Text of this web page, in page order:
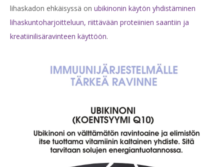
lihaskadon ehkäisyssä on ubikinonin käytön yhdistäminen
lihaskuntoharjoitteluun, riittävään proteiinien saantiin ja
kreatiinilisäravinteen käyttöön.